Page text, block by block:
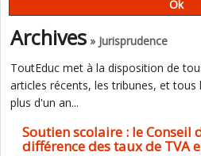
Archives » Jurisprudence
ToutEduc met à la disposition de
articles récents, les tribunes, et tous
plus d'un an...
Soutien scolaire : le Conseil
différence des taux de TVA